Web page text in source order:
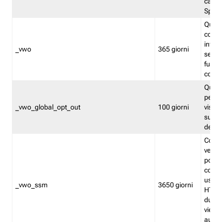
Split
_vwo 365 giorni
_vwo_global_opt_out 100 giorni
su
_vwo_ssm 3650 giorni
viene